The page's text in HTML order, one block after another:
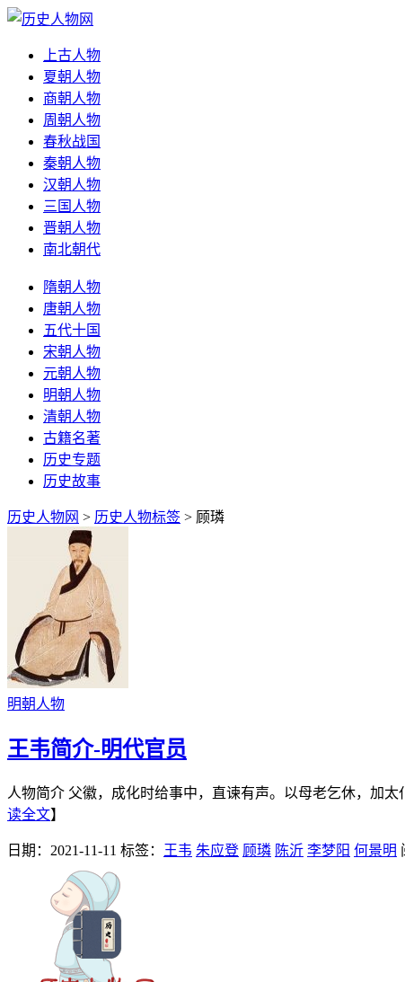
上古人物
夏朝人物
商朝人物
周朝人物
春秋战国
秦朝人物
汉朝人物
三国人物
晋朝人物
南北朝代
隋朝人物
唐朝人物
五代十国
宋朝人物
元朝人物
明朝人物
清朝人物
古籍名著
历史专题
历史故事
历史人物网 > 历史人物标签 > 顾璘
明朝人物
王韦简介-明代官员
人物简介 父徽，成化时给事中，直谏有声。以母老乞休，加
读全文】
日期：2021-11-11 标签： 王韦 朱应登 顾璘 陈沂 李梦阳 何景明